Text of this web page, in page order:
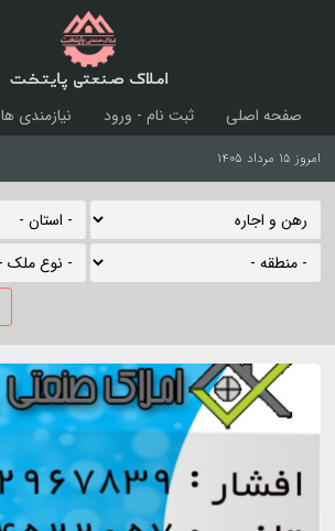
املاک صنعتی پایتخت
صفحه اصلی ثبت نام - ورود نیازمندی ها
امروز ۱۵ مرداد ۱۴۰۵